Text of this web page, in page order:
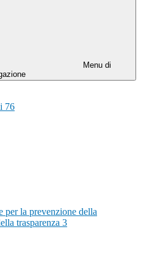
Menu di
76
per la prevenzione della
trasparenza 3